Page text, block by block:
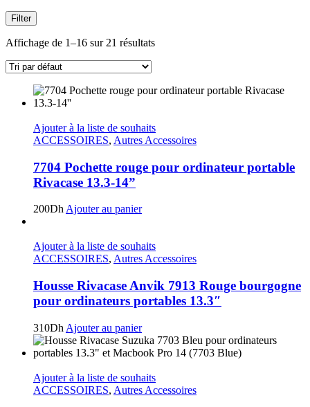
Filter
Affichage de 1–16 sur 21 résultats
Ajouter à la liste de souhaits
ACCESSOIRES, Autres Accessoires
7704 Pochette rouge pour ordinateur portable
Rivacase 13.3-14”
200DhAjouter au panier
Ajouter à la liste de souhaits
ACCESSOIRES, Autres Accessoires
Housse Rivacase Anvik 7913 Rouge bourgogne
pour ordinateurs portables 13.3″
310Dh Ajouter au panier
Ajouter à la liste de souhaits
ACCESSOIRES, Autres Accessoires